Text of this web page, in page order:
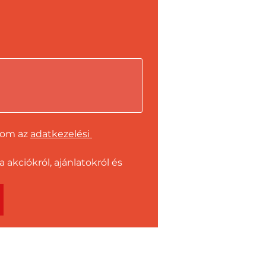
az adatkezelési
akciókról, ajánlatokról és